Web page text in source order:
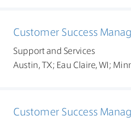
Customer Success
Support and Services
Austin, TX; Eau Claire, WI;
Customer Success